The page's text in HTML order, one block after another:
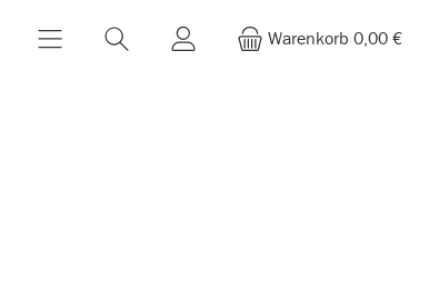
Warenkorb 0,00 €